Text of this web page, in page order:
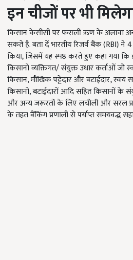
इन चीजों पर भी
किसान केसीसी पर फसली ऋण के अलावा
सकते हैं. बता दें भारतीय रिजर्व बैंक (RBI) ने 4
किया, जिसमें यह स्पष्ठ करते हुए कहा गया कि
किसानों व्यक्तिगत/ संयुक्त उधार कर्ताओं जो
किसान, मौखिक पट्टेदार और बटाईदार, स्वयं
किसानों, बटाईदारों आदि सहित किसानों के
और अन्य जरूरतों के लिए लचीली और सरल
के तहत बैंकिंग प्रणाली से पर्याप्त समयवद्ध